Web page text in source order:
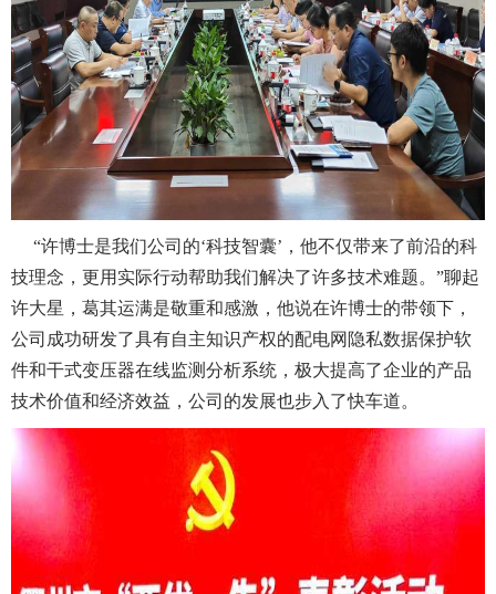
“许博士是我们公司的‘科技智囊’，他不仅带来了前沿的科
技理念，更用实际行动帮助我们解决了许多技术难题。”聊起
许大星，葛其运满是敬重和感激，他说在许博士的带领下，
公司成功研发了具有自主知识产权的配电网隐私数据保护软
件和干式变压器在线监测分析系统，极大提高了企业的产品
技术价值和经济效益，公司的发展也步入了快车道。